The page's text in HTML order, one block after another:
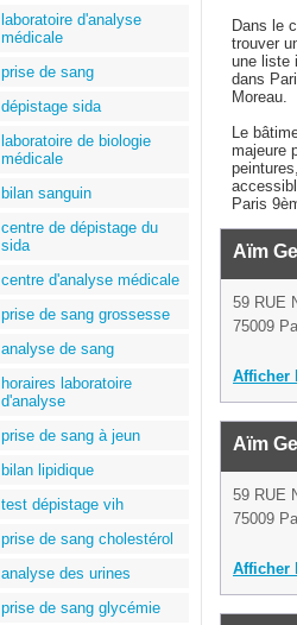
laboratoire d'analyse
médicale
prise de sang
dépistage sida
laboratoire de biologie
médicale
bilan sanguin
centre de dépistage du
sida
centre d'analyse médicale
prise de sang grossesse
analyse de sang
horaires laboratoire
d'analyse
prise de sang à jeun
bilan lipidique
test dépistage vih
prise de sang cholestérol
analyse des urines
prise de sang glycémie
Dans le
trouver
une liste
dans
Moreau.
Le
majeure
Paris
Aïm
59 RUE
75009
Afficher
Aïm
59 RUE
75009
Afficher